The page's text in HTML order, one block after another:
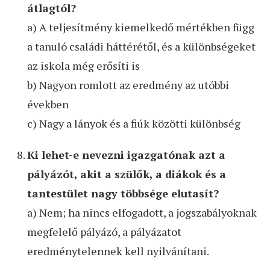
átlagtól?
a) A teljesítmény kiemelkedő mértékben függ
a tanuló családi háttérétől, és a különbségeket
az iskola még erősíti is
b) Nagyon romlott az eredmény az utóbbi
években
c) Nagy a lányok és a fiúk közötti különbség
Ki lehet-e nevezni igazgatónak azt a
pályázót, akit a szülők, a diákok és a
tantestület nagy többsége elutasít?
a) Nem; ha nincs elfogadott, a jogszabályoknak
megfelelő pályázó, a pályázatot
eredménytelennek kell nyilvánítani.